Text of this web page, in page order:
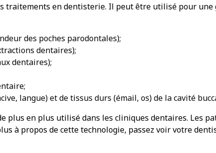
traitements en dentisterie. Il peut être utilisé pour une
des poches parodontales);
dentaires);
dentaires);
langue) et de tissus durs (émail, os) de la cavité
plus en plus utilisé dans les cliniques dentaires. Les
à propos de cette technologie, passez voir votre